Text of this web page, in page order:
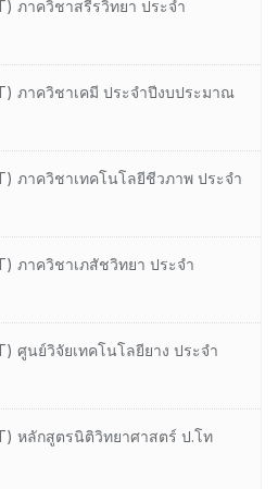
ภาควิชาสรีรวิทยา ประจํา
ภาควิชาเคมี ประจําปีงบประมาณ
ภาควิชาเทคโนโลยีชีวภาพ ประจํา
ภาควิชาเภสัชวิทยา ประจํา
ศูนย์วิจัยเทคโนโลยียาง ประจํา
หลักสูตรนิติวิทยาศาสตร์ ป.โท